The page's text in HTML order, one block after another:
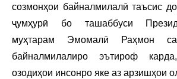
созмонҳои байналмилалӣ таъсис
ҷумҳурӣ бо ташаббуси
муҳтарам Эмомалӣ Раҳмон
байналмилалиро эътироф
озодиҳои инсонро яке аз арзишҳои